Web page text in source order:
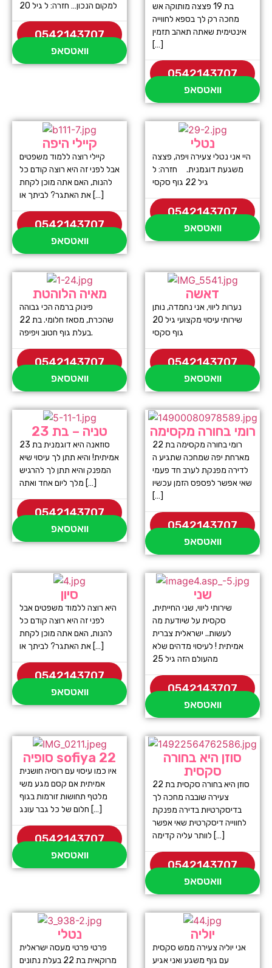
למקום הנכון… חזרה: ל גיל 20
0542143707
וואטסאפ
בת 19 פצצה מותוקה אש
מחכה רק לך בספא לחווייה
אינטימית שאתה תאהב תזמין
[…]
0542143707
וואטסאפ
קיילי היפה
קיילי רוצה ללמוד משפטים
אבל לפני זה היא רוצה קודם כל
להנות, האם אתה מוכן לקחת
את האתגר? לביתך או […]
0542143707
וואטסאפ
נטלי
היי אני נטלי צעירה ויפה, פצצה
משגעת דוגמנית. חזרה: ל
גיל 22 גוף סקסי
0542143707
וואטסאפ
מאיה הלוהטת
פינוק ברמה הכי גבוהה
שהכרת, מסאז חלומי. בת 22
בעלת גוף חטוב ויפיפה.
0542143707
וואטסאפ
דאשה
נערות ליווי, אני נחמדה, נותן
שירותי עיסוי מקצועי גיל 20
גוף סקסי
0542143707
וואטסאפ
טניה – בת 23
סוזאנה היא דוגמנית בת 23
אמיתית! והיא תתן לך עיסוי שיא
המפנק והיא תתן לך להרגיש
מלך ליום אחד ואתה […]
0542143707
וואטסאפ
רומי בחורה מקסימה
רומי בחורה מקסימה בת 22
מארחת יפה שמחכה שתגיע ה
לדירה מפנקת לערב חד פעמי
שאי אפשר לפספס הזמן עכשיו
[…]
0542143707
וואטסאפ
סיון
היא רוצה ללמוד משפטים אבל
לפני זה היא רוצה קודם כל
להנות, האם אתה מוכן לקחת
את האתגר? לביתך או […]
0542143707
וואטסאפ
שני
שירותי ליווי, שני החייתית,
סקסית על שיודעת מה
לעשות.. ישראלית צברית
אמיתית ! לעיסוי מדהים שלא
מהעולם הזה גיל 25
0542143707
וואטסאפ
סופיה sofiya 22
איו כמו עיסוי עם רוסיה חושנית
אמיתית אם קסם מגע משי
מלטף תחושות זורמות בגוף
חלום של כל גבר עונג […]
0542143707
וואטסאפ
סוזן היא בחורה
סקסית
סוזן היא בחורה סקסית בת 22
צעירה שובבה מחכה לך
בדיסקרטיות בדירה מפנקת
לחווייה דיסקרטית שאי אפשר
לוותר עליה קדימה […]
0542143707
וואטסאפ
נטלי
פרטי פרטי מעסה ישראלית
מרוקאית בת 22 בעלת נתונים
יוליה
אני יוליה צעירה ממש סקסית
עם גוף משגע ואני אגיע